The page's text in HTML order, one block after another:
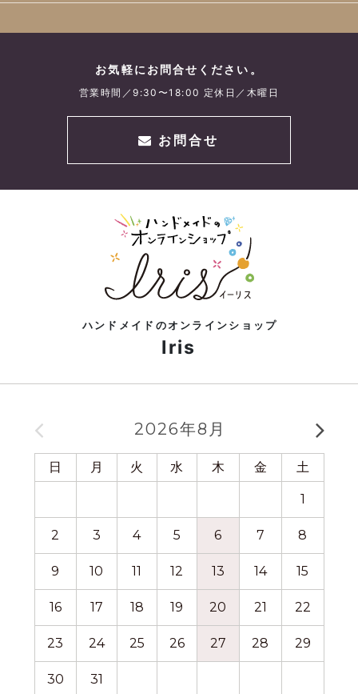
お気軽にお問合せください。
営業時間／9:30〜18:00 定休日／木曜日
お問合せ
ハンドメイドのオンラインショップ
Iris
2026年8月
日 月 火 水 木 金 土
1
2 3 4 5 6 7 8
9 10 11 12 13 14 15
16 17 18 19 20 21 22
23 24 25 26 27 28 29
30 31